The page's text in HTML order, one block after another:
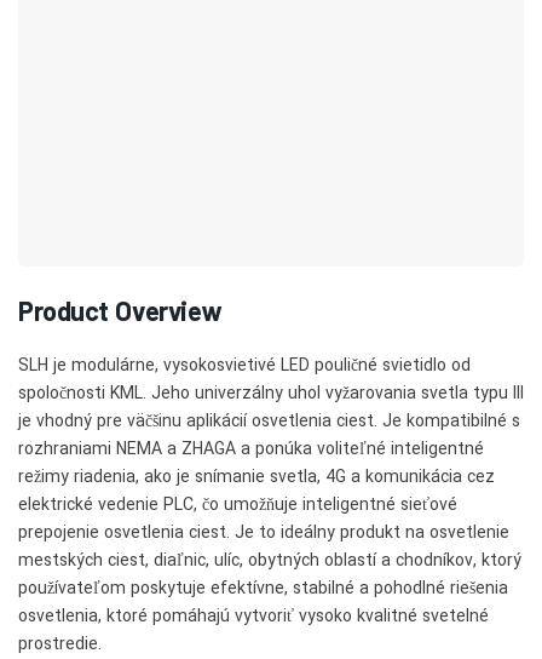
Product Overview
SLH je modulárne, vysokosvietivé LED pouličné svietidlo od
spoločnosti KML. Jeho univerzálny uhol vyžarovania svetla typu III
je vhodný pre väčšinu aplikácií osvetlenia ciest. Je kompatibilné s
rozhraniami NEMA a ZHAGA a ponúka voliteľné inteligentné
režimy riadenia, ako je snímanie svetla, 4G a komunikácia cez
elektrické vedenie PLC, čo umožňuje inteligentné sieťové
prepojenie osvetlenia ciest. Je to ideálny produkt na osvetlenie
mestských ciest, diaľnic, ulíc, obytných oblastí a chodníkov, ktorý
používateľom poskytuje efektívne, stabilné a pohodlné riešenia
osvetlenia, ktoré pomáhajú vytvoriť vysoko kvalitné svetelné
prostredie.